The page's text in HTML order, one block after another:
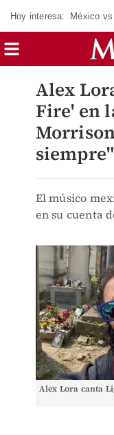
Hoy interesa: México
Alex
Fire' en
El músico
en su cuenta
Alex Lora canta